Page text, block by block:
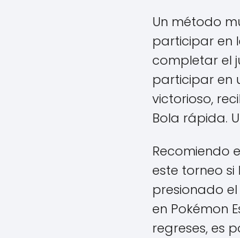
Un método
participar en
completar el
participar en
victorioso,
Bola rápida.
Recomiendo
este torneo si
presionado
en Pokémon
regreses, es